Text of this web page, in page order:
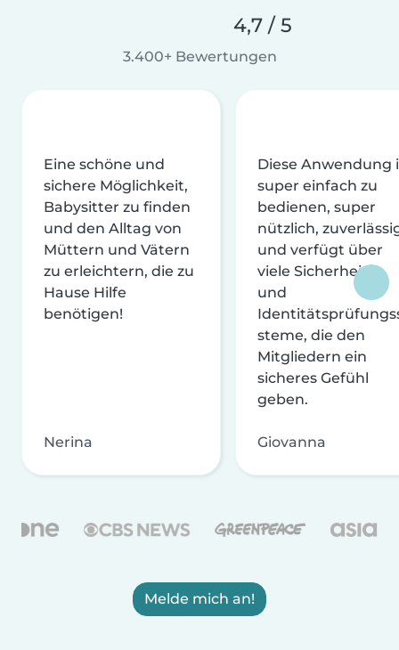
4,7 / 5
3.400+ Bewertungen
Eine schöne und
sichere Möglichkeit,
Babysitter zu finden
und den Alltag von
Müttern und Vätern
zu erleichtern, die zu
Hause Hilfe
benötigen!
Nerina
Diese Anwendung
super einfach zu
bedienen, super
nützlich,
und verfügt über
viele Sicherheits-
und
steme, die den
Mitgliedern ein
sicheres Gefühl
geben.
Giovanna
Melde mich an!